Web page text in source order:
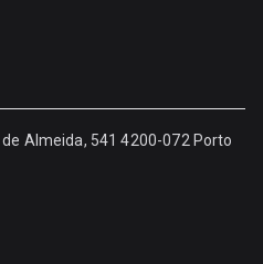
Almeida, 541 4200-072 Porto